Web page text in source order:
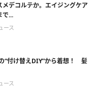
メデコルテか。エイジングケア
で...
ース
“付け替えDIY”から着想！ 髪
ース